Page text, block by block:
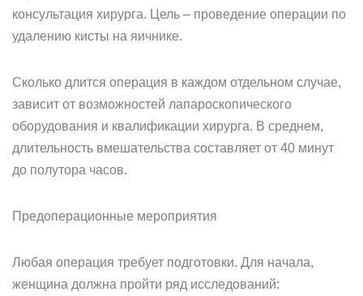
консультация хирурга. Цель – проведение операции по
удалению кисты на яичнике.
Сколько длится операция в каждом отдельном случае,
зависит от возможностей лапароскопического
оборудования и квалификации хирурга. В среднем,
длительность вмешательства составляет от 40 минут
до полутора часов.
Предоперационные мероприятия
Любая операция требует подготовки. Для начала,
женщина должна пройти ряд исследований: